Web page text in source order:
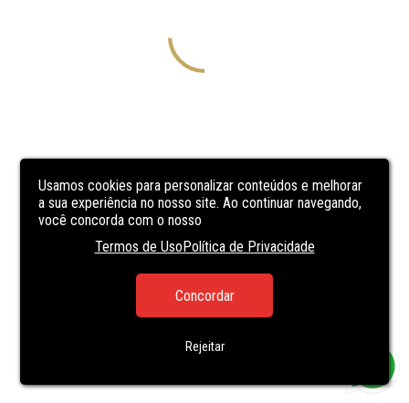
Usamos cookies para personalizar conteúdos e melhorar
a sua experiência no nosso site. Ao continuar navegando,
você concorda com o nosso
Termos de UsoPolítica de Privacidade
Concordar
Rejeitar